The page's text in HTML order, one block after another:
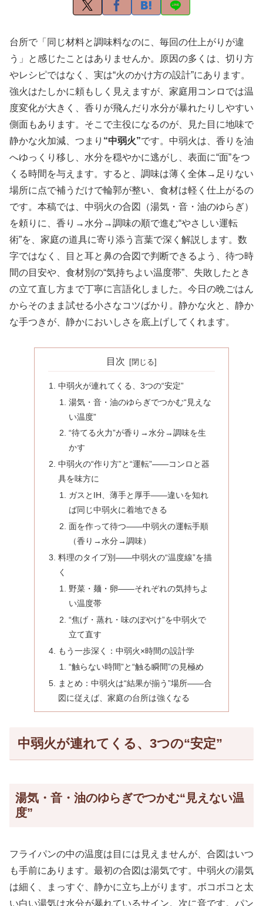
台所で「同じ材料と調味料なのに、毎回の仕上がりが違
う」と感じたことはありませんか。原因の多くは、切り方
やレシピではなく、実は“火のかけ方の設計”にあります。
強火はたしかに頼もしく見えますが、家庭用コンロでは温
度変化が大きく、香りが飛んだり水分が暴れたりしやすい
側面もあります。そこで主役になるのが、見た目に地味で
静かな火加減、つまり “中弱火”です。中弱火は、香りを油
へゆっくり移し、水分を穏やかに逃がし、表面に“面”をつ
くる時間を与えます。すると、調味は薄く全体→足りない
場所に点で補うだけで輪郭が整い、食材は軽く仕上がるの
です。本稿では、中弱火の合図（湯気・音・油のゆらぎ）
を頼りに、香り→水分→調味の順で進む“やさしい運転
術”を、家庭の道具に寄り添う言葉で深く解説します。数
字ではなく、目と耳と鼻の合図で判断できるよう、待つ時
間の目安や、食材別の“気持ちよい温度帯”、失敗したとき
の立て直し方まで丁寧に言語化しました。今日の晩ごはん
からそのまま試せる小さなコツばかり。静かな火と、静か
な手つきが、静かにおいしさを底上げしてくれます。
目次
中弱火が連れてくる、3つの“安定”
湯気・音・油のゆらぎでつかむ“見えな
い温度”
“待てる火力”が香り→水分→調味を生
かす
中弱火の“作り方”と“運転”——コンロと器
具を味方に
ガスとIH、薄手と厚手——違いを知れ
ば同じ中弱火に着地できる
面を作って待つ——中弱火の運転手順
（香り→水分→調味）
料理のタイプ別——中弱火の“温度線”を描
く
野菜・麺・卵——それぞれの気持ちよ
い温度帯
“焦げ・蒸れ・味のぼやけ”を中弱火で
立て直す
もう一歩深く：中弱火×時間の設計学
“触らない時間”と“触る瞬間”の見極め
まとめ：中弱火は“結果が揃う”場所——合
図に従えば、家庭の台所は強くなる
中弱火が連れてくる、3つの“安定”
湯気・音・油のゆらぎでつかむ“見えない温
度”
フライパンの中の温度は目には見えませんが、合図はいつ
も手前にあります。最初の合図は湯気です。中弱火の湯気
は細く、まっすぐ、静かに立ち上がります。ボコボコと太
い白い湯気は水分が暴れているサイン。次に音です。パン